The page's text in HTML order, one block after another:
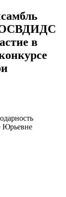
в
Юрьевне